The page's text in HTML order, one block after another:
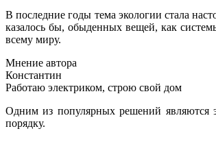
В последние годы тема экологии стала
казалось бы, обыденных вещей, как
всему миру.
Мнение автора
Константин
Работаю электриком, строю свой дом
Одним из популярных решений являются
порядку.